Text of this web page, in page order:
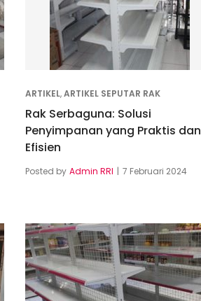
ARTIKEL,ARTIKEL SEPUTAR RAK
Rak Serbaguna: Solusi
Penyimpanan yang Praktis dan
Efisien
Posted by Admin RRI 7 Februari 2024